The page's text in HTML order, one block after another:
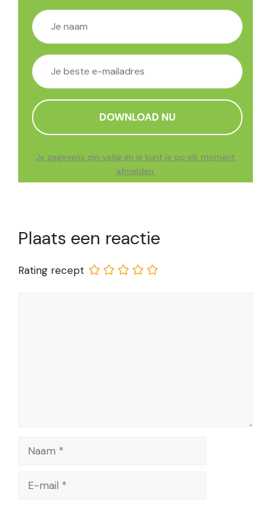
Je gegevens zijn veilig en je kunt je op elk moment
afmelden.
Plaats een reactie
Rating recept
mail